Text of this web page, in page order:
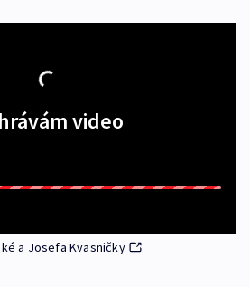
video
a Josefa Kvasničky